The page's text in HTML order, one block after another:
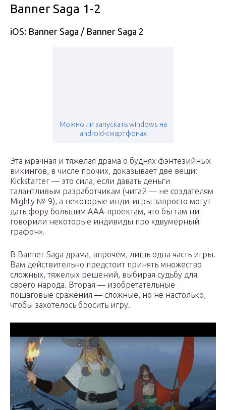
Banner Saga 1-2
iOS: Banner Saga / Banner Saga 2
Можно ли запускать windows на
android-смартфонах
Эта мрачная и тяжелая драма о буднях фэнтезийных
викингов, в числе прочих, доказывает две вещи:
Kickstarter — это сила, если давать деньги
талантливым разработчикам (читай — не создателям
Mighty № 9), а некоторые инди-игры запросто могут
дать фору большим ААА-проектам, что бы там ни
говорили некоторые индивиды про «двумерный
графон».
В Banner Saga драма, впрочем, лишь одна часть игры.
Вам действительно предстоит принять множество
сложных, тяжелых решений, выбирая судьбу для
своего народа. Вторая — изобретательные
пошаговые сражения — сложные, но не настолько,
чтобы захотелось бросить игру.